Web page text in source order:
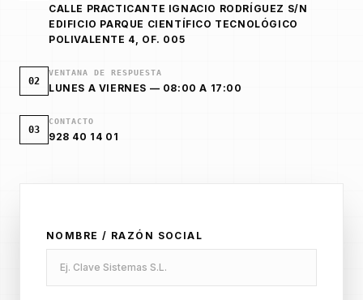
CALLE PRACTICANTE IGNACIO RODRÍGUEZ S/N
EDIFICIO PARQUE CIENTÍFICO TECNOLÓGICO
POLIVALENTE 4, OF. 005
02
VENTANA DE RESPUESTA
LUNES A VIERNES — 08:00 A 17:00
03
CONTACTO
928 40 14 01
NOMBRE / RAZÓN SOCIAL